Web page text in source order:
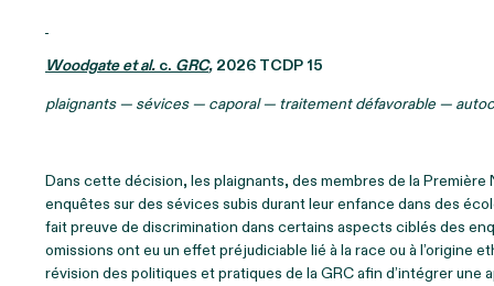
Woodgate et al. c. GRC, 2026 TCDP 15
plaignants — sévices — caporal — traitement défavorable —
Dans cette décision, les plaignants, des membres de la
enquêtes sur des sévices subis durant leur enfance dans des
fait preuve de discrimination dans certains aspects ciblés des
omissions ont eu un effet préjudiciable lié à la race ou à l’origine
révision des politiques et pratiques de la GRC afin d’intégrer